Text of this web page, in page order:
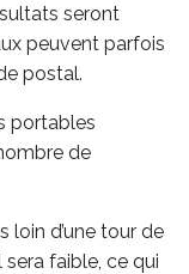
seront
peuvent parfois
postal.
portables
de
loin d’une tour de
faible, ce qui